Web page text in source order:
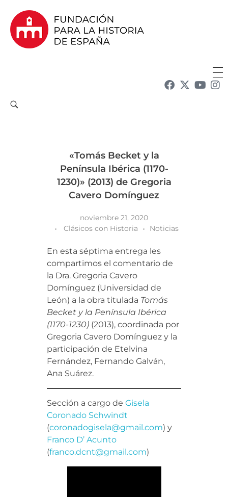
«Tomás Becket y la
Península Ibérica (1170-
1230)» (2013) de Gregoria
Cavero Domínguez
noviembre 21, 2020
Clásicos con Historia
Noticias
En esta séptima entrega les
compartimos el comentario de
la Dra. Gregoria Cavero
Domínguez (Universidad de
León) a la obra titulada Tomás
Becket y la Península Ibérica
(1170-1230)(2013), coordinada por
Gregoria Cavero Domínguez y la
participación de Etelvina
Fernández, Fernando Galván,
Ana Suárez.
Sección a cargo de Gisela
Coronado Schwindt
(coronadogisela@gmail.com) y
Franco D’ Acunto
(franco.dcnt@gmail.com)